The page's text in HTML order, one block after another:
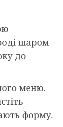
шаром
до
меню.
форму.